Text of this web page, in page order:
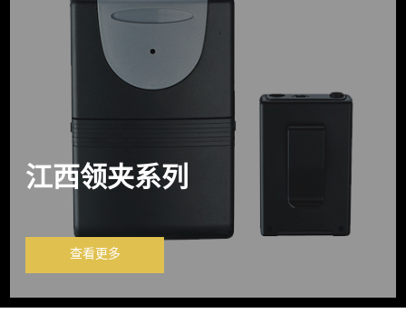
江西领夹系列
查看更多